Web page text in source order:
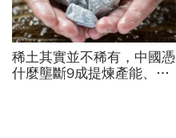
稀土其實並不稀有，中國憑
什麼壟斷9成提煉產能、掐